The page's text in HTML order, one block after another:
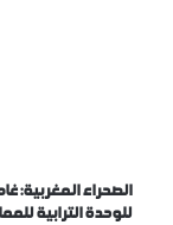
الصحراء المغربية:
للوحدة الترابية